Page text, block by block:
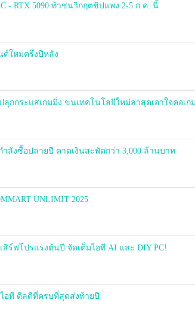
- RTX 5090 ท้าชนวิกฤตชิปแพง 2-5 ก.ค. นี้
ด์ใหม่ครึ่งปีหลัง
ลุกกระแสเกมมิ่ง ขนเทคโนโลยีใหม่ล่าสุดเอาใจคอเกม
กำลังซื้อปลายปี คาดเงินสะพัดกว่า 3,000 ล้านบาท
UNLIMIT 2025
สิร์ฟโปรแรงต้นปี จัดเต็มไอที AI และ DIY PC!
ไอที ดีลดีที่ครบที่สุดส่งท้ายปี